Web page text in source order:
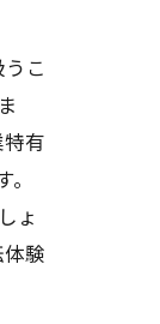
こ
有
ょ
験